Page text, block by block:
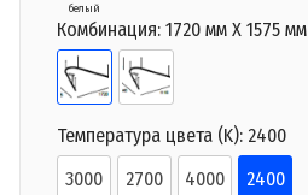
белый
Комбинация: 1720 мм X 1575 мм
Температура цвета (K): 2400
3000
2700 4000 2400